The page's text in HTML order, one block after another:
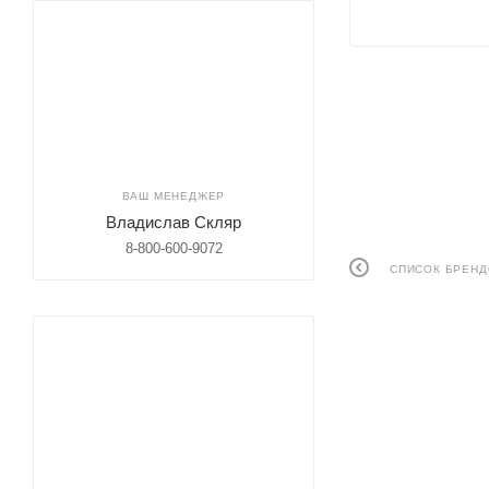
СПИСОК
ВАШ МЕНЕДЖЕР
Владислав Скляр
8-800-600-9072